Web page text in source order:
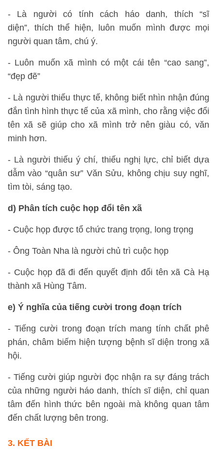
- Là người có tính cách háo danh, thích “sĩ
diện”, thích thể hiện, luôn muốn mình được mọi
người quan tâm, chú ý.
- Luôn muốn xã mình có một cái tên “cao sang”,
“đẹp đẽ”
- Là người thiếu thực tế, không biết nhìn nhận đúng
đắn tình hình thực tế của xã mình, cho rằng việc đổi
tên xã sẽ giúp cho xã mình trở nên giàu có, văn
minh hơn.
- Là người thiếu ý chí, thiếu nghị lực, chỉ biết dựa
dẫm vào “quân sư” Văn Sửu, không chịu suy nghĩ,
tìm tòi, sáng tạo.
d) Phân tích cuộc họp đổi tên xã
- Cuộc họp được tổ chức trang trọng, long trọng
- Ông Toàn Nha là người chủ trì cuộc họp
- Cuộc họp đã đi đến quyết định đổi tên xã Cà Hạ
thành xã Hùng Tâm.
e) Ý nghĩa của tiếng cười trong đoạn trích
- Tiếng cười trong đoạn trích mang tính chất phê
phán, châm biếm hiện tượng bệnh sĩ diện trong xã
hội.
- Tiếng cười giúp người đọc nhận ra sự đáng trách
của những người háo danh, thích sĩ diện, chỉ quan
tâm đến hình thức bên ngoài mà không quan tâm
đến chất lượng bên trong.
3. KẾT BÀI